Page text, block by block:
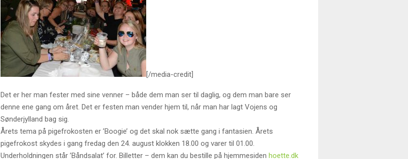
[/media-credit]
Det er her man fester med sine venner – både dem man ser til daglig, og dem man bare ser
denne ene gang om året. Det er festen man vender hjem til, når man har lagt Vojens og
Sønderjylland bag sig.
Årets tema på pigefrokosten er ’Boogie’ og det skal nok sætte gang i fantasien. Årets
pigefrokost skydes i gang fredag den 24. august klokken 18.00 og varer til 01.00.
Underholdningen står ’Båndsalat’ for. Billetter – dem kan du bestille på hjemmesiden hoette.dk